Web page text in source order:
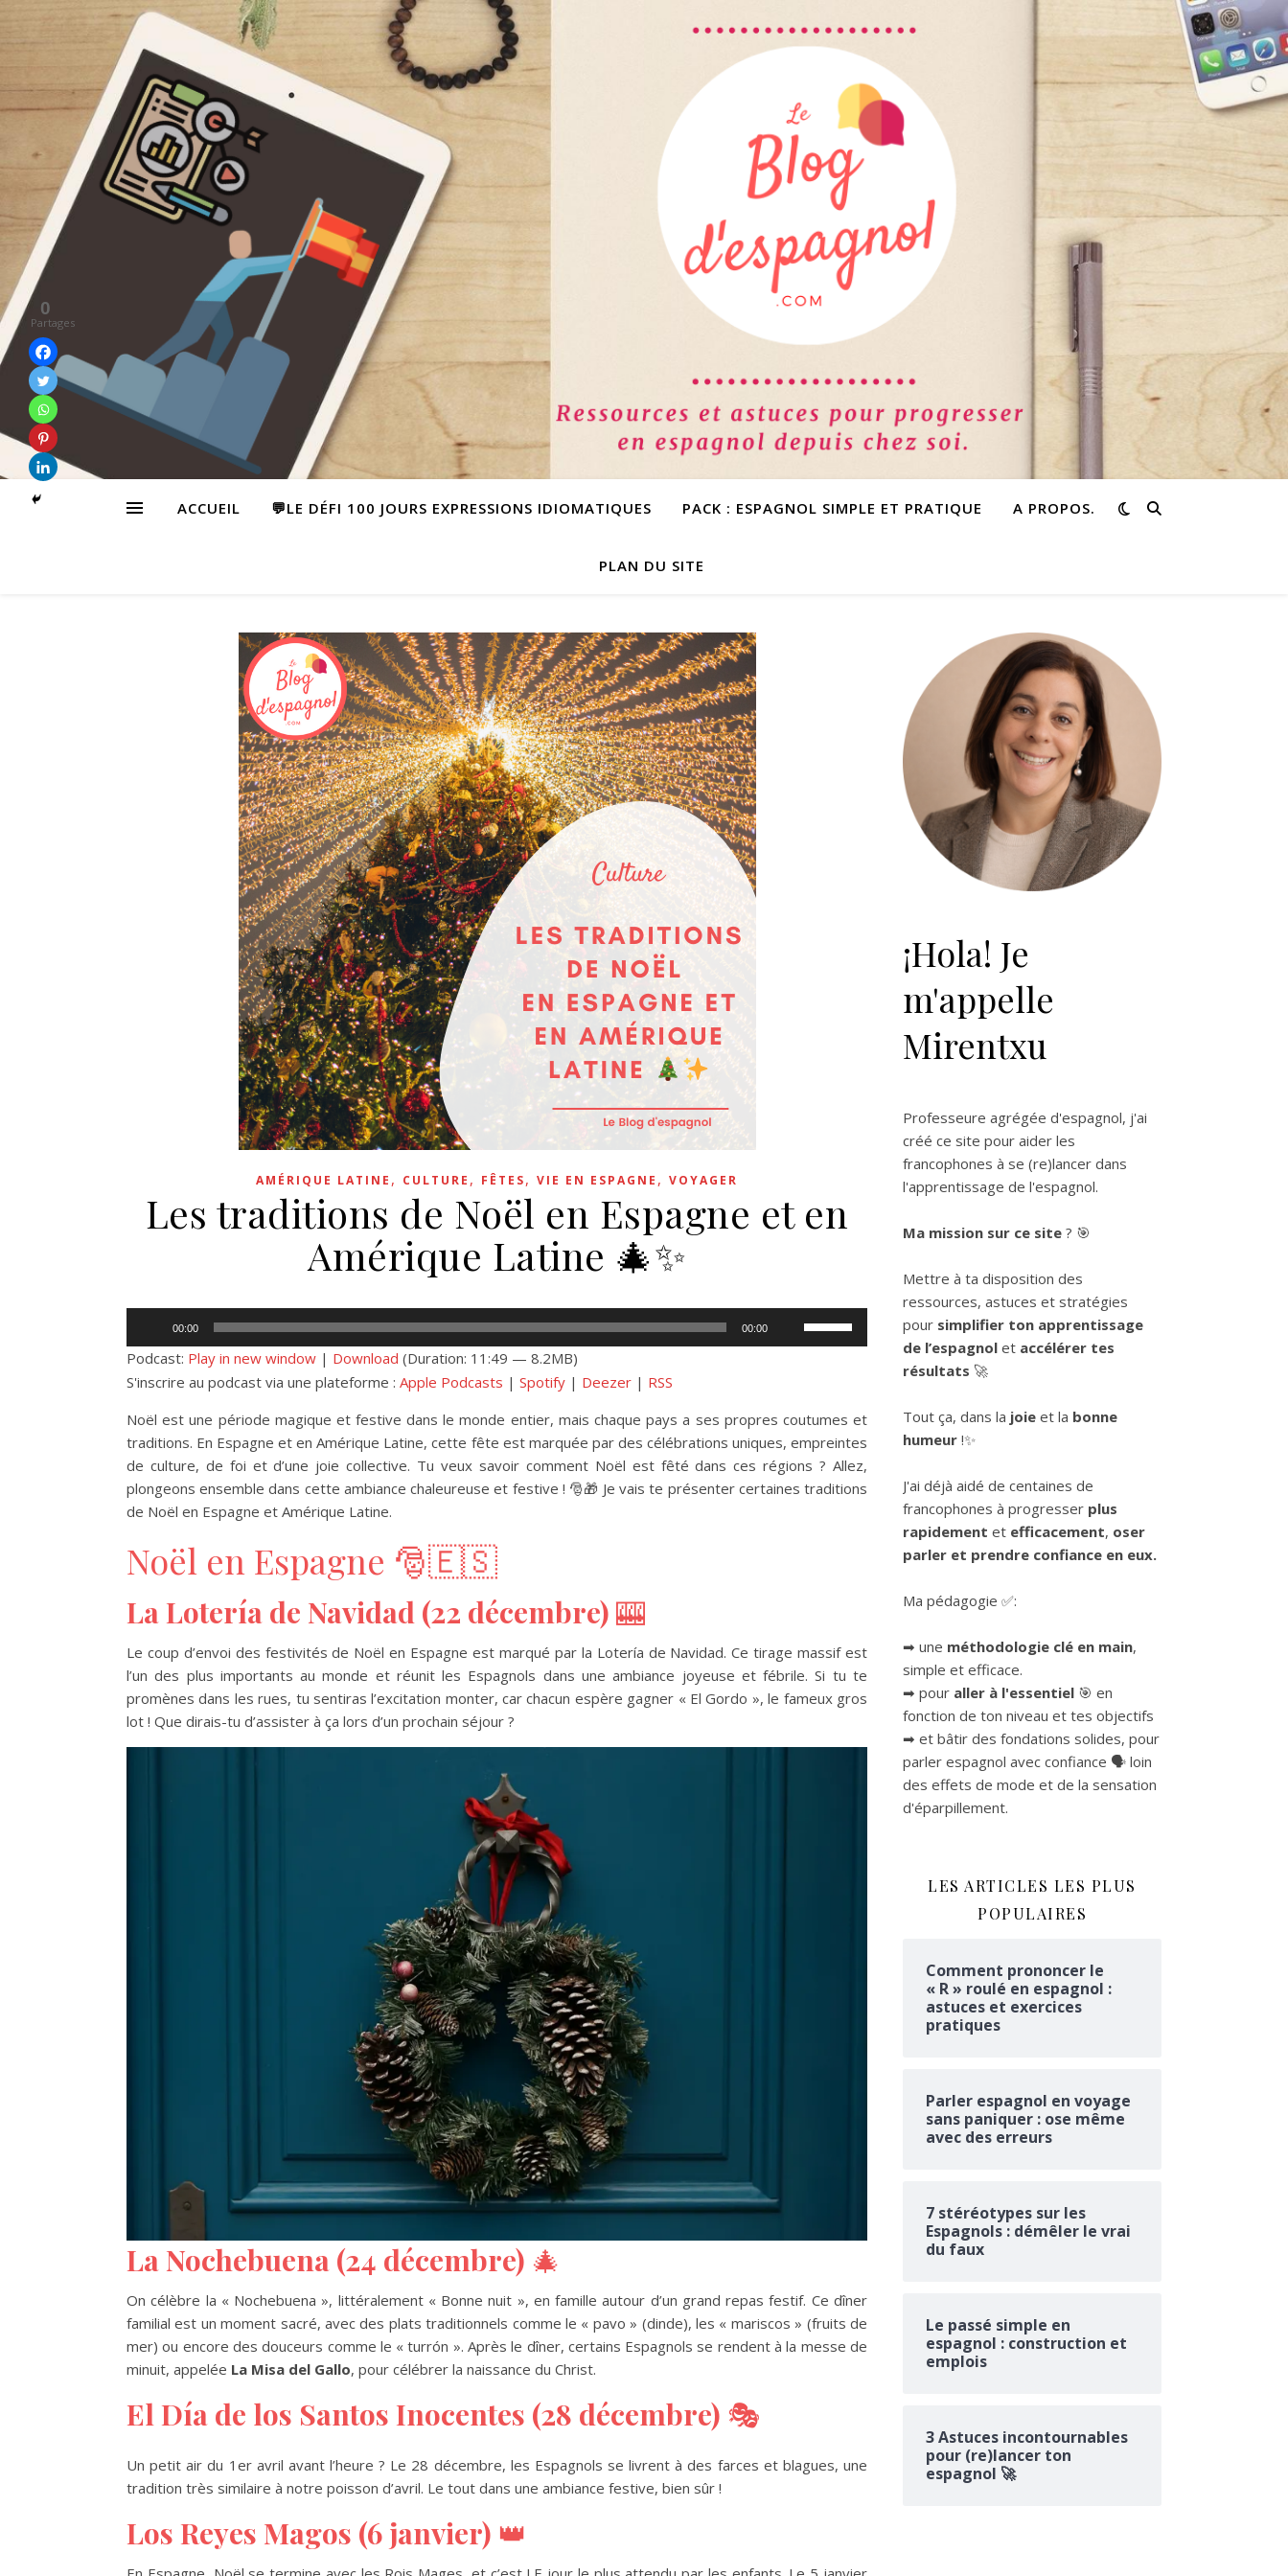
ACCUEIL 💬LE DÉFI 100 JOURS EXPRESSIONS IDIOMATIQUES PACK : ESPAGNOL SIMPLE ET PRATIQUE A PROPOS.
PLAN DU SITE
AMÉRIQUE LATINE , CULTURE , FÊTES, VIE EN ESPAGNE , VOYAGER
Les traditions de Noël en Espagne et en
Amérique Latine 🎄✨
audio
00:00 00:00
ou
Podcast: Play in new window | Download (Duration: 11:49 — 8.2MB)
S'inscrire au podcast via une plateforme : Apple Podcasts | Spotify | Deezer | RSS
Noël est une période magique et festive dans le monde entier, mais chaque pays a ses propres coutumes et
traditions. En Espagne et en Amérique Latine, cette fête est marquée par des célébrations uniques, empreintes
de culture, de foi et d’une joie collective. Tu veux savoir comment Noël est fêté dans ces régions ? Allez,
plongeons ensemble dans cette ambiance chaleureuse et festive ! 🎅🎁 Je vais te présenter certaines traditions
de Noël en Espagne et Amérique Latine.
Noël en Espagne 🎅🇪🇸
La Lotería de Navidad (22 décembre) 🎰
Le coup d’envoi des festivités de Noël en Espagne est marqué par la Lotería de Navidad. Ce tirage massif est
l’un des plus importants au monde et réunit les Espagnols dans une ambiance joyeuse et fébrile. Si tu te
promènes dans les rues, tu sentiras l’excitation monter, car chacun espère gagner « El Gordo », le fameux gros
lot ! Que dirais-tu d’assister à ça lors d’un prochain séjour ?
La Nochebuena (24 décembre) 🎄
On célèbre la « Nochebuena », littéralement « Bonne nuit », en famille autour d’un grand repas festif. Ce dîner
familial est un moment sacré, avec des plats traditionnels comme le « pavo » (dinde), les « mariscos » (fruits de
mer) ou encore des douceurs comme le « turrón ». Après le dîner, certains Espagnols se rendent à la messe de
minuit, appelée La Misa del Gallo, pour célébrer la naissance du Christ.
El Día de los Santos Inocentes (28 décembre) 🎭
Un petit air du 1er avril avant l’heure ? Le 28 décembre, les Espagnols se livrent à des farces et blagues, une
tradition très similaire à notre poisson d’avril. Le tout dans une ambiance festive, bien sûr !
Los Reyes Magos (6 janvier) 👑
0
Partages
¡Hola! Je
m'appelle
Mirentxu
Professeure agrégée d'espagnol, j'ai
créé ce site pour aider les
francophones à se (re)lancer dans
l'apprentissage de l'espagnol.
Ma mission sur ce site ? 🎯
Mettre à ta disposition des
ressources, astuces et stratégies
pour simplifier ton apprentissage
de l’espagnol et accélérer tes
résultats 🚀
Tout ça, dans la joie et la bonne
humeur !✨
J'ai déjà aidé de centaines de
francophones à progresser plus
rapidement et efficacement, oser
parler et prendre confiance en eux.
Ma pédagogie ✅:
➡ une méthodologie clé en main,
simple et efficace.
➡ pour aller à l'essentiel 🎯 en
fonction de ton niveau et tes objectifs
➡ et bâtir des fondations solides, pour
parler espagnol avec confiance 🗣 loin
des effets de mode et de la sensation
d'éparpillement.
LES ARTICLES LES PLUS
POPULAIRES
Comment prononcer le
« R » roulé en espagnol :
astuces et exercices
pratiques
Parler espagnol en voyage
sans paniquer : ose même
avec des erreurs
7 stéréotypes sur les
Espagnols : démêler le vrai
du faux
Le passé simple en
espagnol : construction et
emplois
3 Astuces incontournables
pour (re)lancer ton
espagnol 🚀